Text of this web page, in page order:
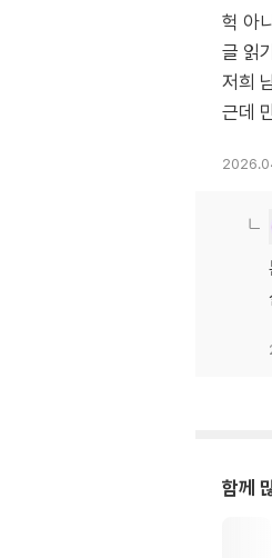
헉 아
글 읽
저희
근데
함께